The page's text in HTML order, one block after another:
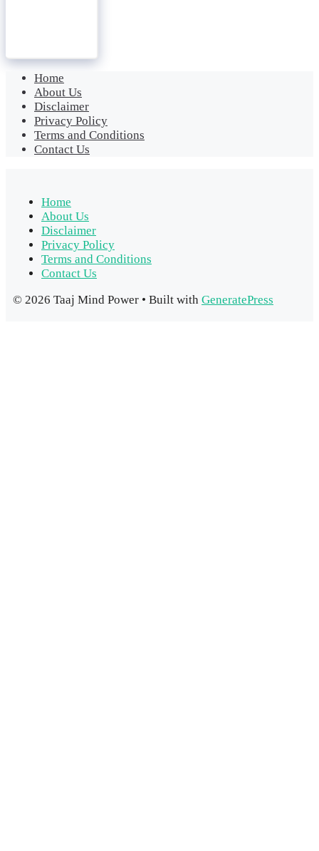
Home
About Us
Disclaimer
Privacy Policy
Terms and Conditions
Contact Us
Home
About Us
Disclaimer
Privacy Policy
Terms and Conditions
Contact Us
© 2026 Taaj Mind Power • Built with GeneratePress